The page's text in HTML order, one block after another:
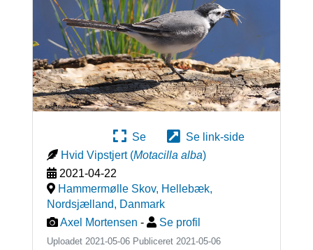
Se
Se link-side
Hvid Vipstjert (Motacilla alba)
2021-04-22
Hammermølle Skov, Hellebæk,
Nordsjælland, Danmark
Axel Mortensen - Se profil
Uploadet 2021-05-06 Publiceret 2021-05-06